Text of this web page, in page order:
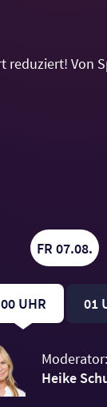
Von
FR 07.08.
00 UHR 01
Moderator:
Heike